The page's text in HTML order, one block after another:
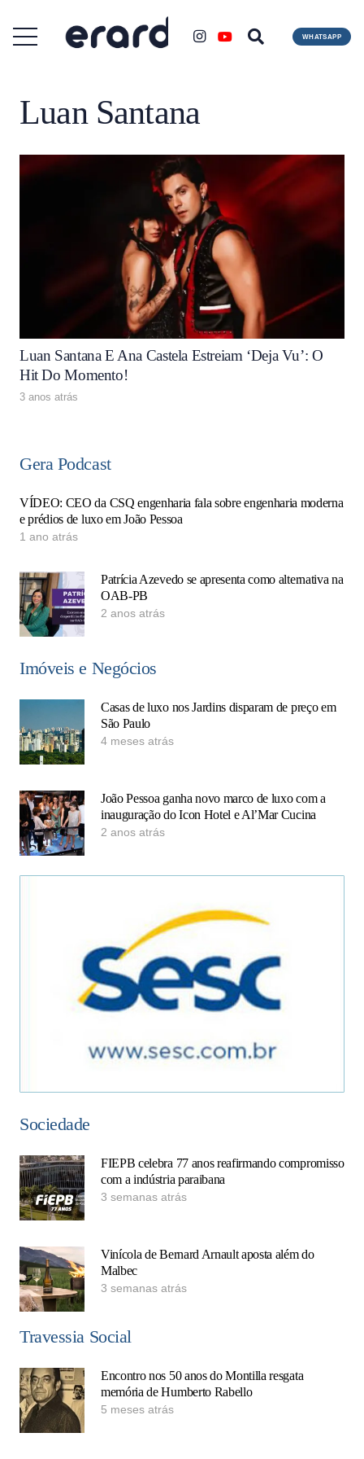
WHATSAPP
Luan Santana
Luan Santana E Ana Castela Estreiam ‘Deja Vu’: O
Hit Do Momento!
3 anos atrás
Gera Podcast
VÍDEO: CEO da CSQ engenharia fala sobre engenharia moderna
e prédios de luxo em João Pessoa
1 ano atrás
Patrícia Azevedo se apresenta como alternativa na
OAB-PB
2 anos atrás
Imóveis e Negócios
Casas de luxo nos Jardins disparam de preço em
São Paulo
4 meses atrás
João Pessoa ganha novo marco de luxo com a
inauguração do Icon Hotel e Al’Mar Cucina
2 anos atrás
Sociedade
FIEPB celebra 77 anos reafirmando compromisso
com a indústria paraibana
3 semanas atrás
Vinícola de Bernard Arnault aposta além do
Malbec
3 semanas atrás
Travessia Social
Encontro nos 50 anos do Montilla resgata
memória de Humberto Rabello
5 meses atrás